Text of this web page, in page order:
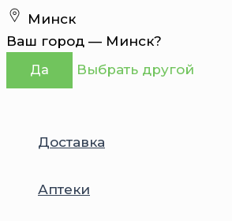
Перейти
к
содержимому
Минск
Ваш город — Минск?
Да Выбрать другой
Доставка
Аптеки